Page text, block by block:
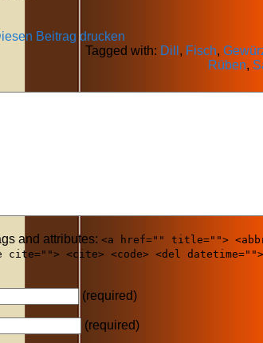
Beitrag drucken
Tagged with: Dill , Fisch,
Rüben,
and attributes: <a href="" title="">
<cite> <code> <del
(required)
(required)